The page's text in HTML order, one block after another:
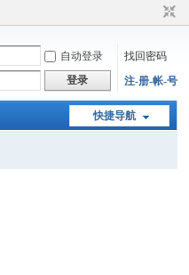
自动登录
找回密码
登录 注-册-帐-号
快捷导航